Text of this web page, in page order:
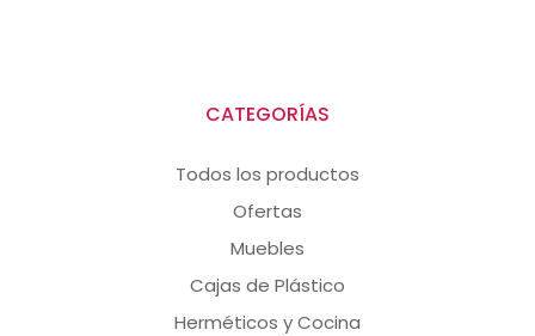
CATEGORÍAS
Todos los productos
Ofertas
Muebles
Cajas de Plástico
Herméticos y Cocina